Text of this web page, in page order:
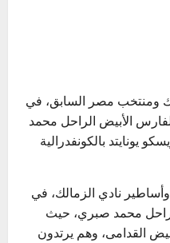
ومنتخب مصر السابق، في
الأبيض الراحل محمد
يونايتد بالكونفدرالية
نادي الزمالك، في
محمد صبري، حيث
القدامى، وهم يرتدون